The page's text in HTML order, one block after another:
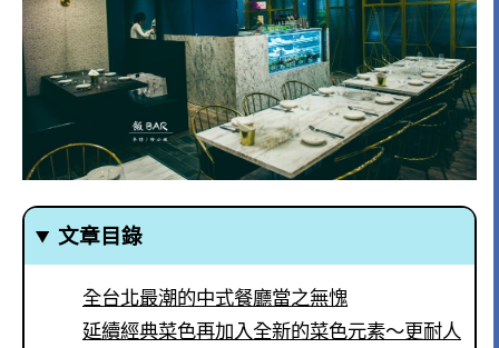
文章目錄
全台北最潮的中式餐廳當之無愧
延續經典菜色再加入全新的菜色元素～更耐人